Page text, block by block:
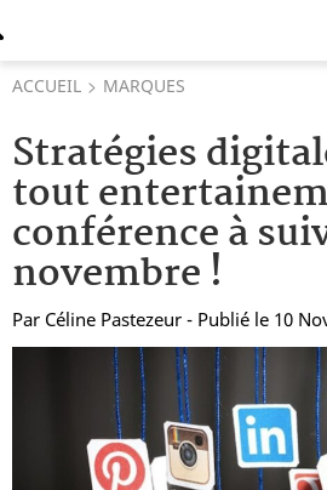
ACCUEIL MARQUES
Stratégies
tout
conférence à
novembre !
Par Céline Pastezeur - Publié le 10